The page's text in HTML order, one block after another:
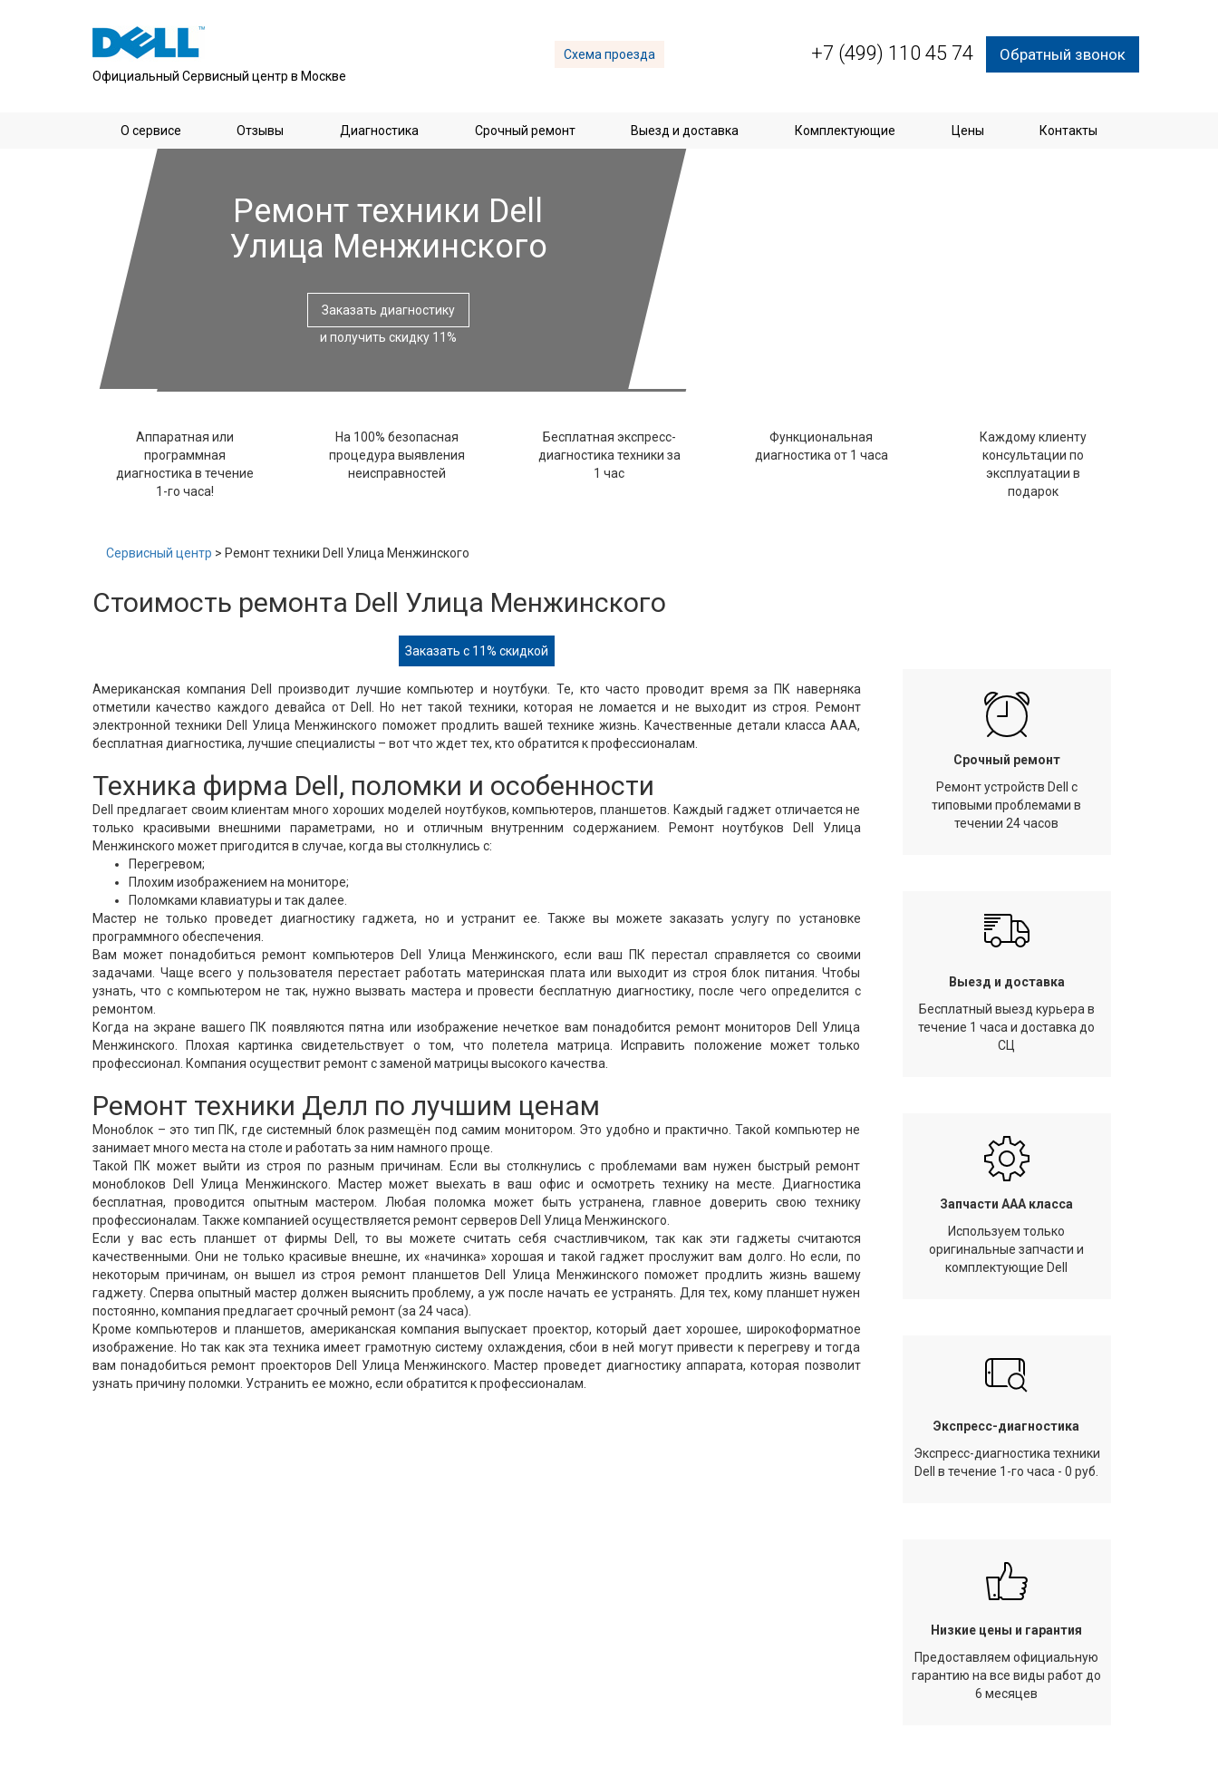
Официальный Сервисный центр в Москве
Схема проезда +7 (499) 110 45 74 Обратный звонок
О сервисе Отзывы Диагностика Срочный ремонт Выезд и доставка Комплектующие Цены Контакты
Ремонт техники Dell
Улица Менжинского
Заказать диагностику
и получить скидку 11%
Аппаратная или
программная
диагностика в течение
1-го часа!
На 100% безопасная
процедура выявления
неисправностей
Бесплатная экспресс-
диагностика техники за
1 час
Функциональная
диагностика от 1 часа
Каждому клиенту
консультации по
эксплуатации в
подарок
Сервисный центр > Ремонт техники Dell Улица Менжинского
Стоимость ремонта Dell Улица Менжинского
Заказать с 11% скидкой
Американская компания Dell производит лучшие компьютер и ноутбуки. Те, кто часто проводит время за ПК наверняка
отметили качество каждого девайса от Dell. Но нет такой техники, которая не ломается и не выходит из строя. Ремонт
электронной техники Dell Улица Менжинского поможет продлить вашей технике жизнь. Качественные детали класса ААА,
бесплатная диагностика, лучшие специалисты – вот что ждет тех, кто обратится к профессионалам.
Техника фирма Dell, поломки и особенности
Dell предлагает своим клиентам много хороших моделей ноутбуков, компьютеров, планшетов. Каждый гаджет отличается не
только красивыми внешними параметрами, но и отличным внутренним содержанием. Ремонт ноутбуков Dell Улица
Менжинского может пригодится в случае, когда вы столкнулись с:
Перегревом;
Плохим изображением на мониторе;
Поломками клавиатуры и так далее.
Мастер не только проведет диагностику гаджета, но и устранит ее. Также вы можете заказать услугу по установке
программного обеспечения.
Вам может понадобиться ремонт компьютеров Dell Улица Менжинского, если ваш ПК перестал справляется со своими
задачами. Чаще всего у пользователя перестает работать материнская плата или выходит из строя блок питания. Чтобы
узнать, что с компьютером не так, нужно вызвать мастера и провести бесплатную диагностику, после чего определится с
ремонтом.
Когда на экране вашего ПК появляются пятна или изображение нечеткое вам понадобится ремонт мониторов Dell Улица
Менжинского. Плохая картинка свидетельствует о том, что полетела матрица. Исправить положение может только
профессионал. Компания осуществит ремонт с заменой матрицы высокого качества.
Ремонт техники Делл по лучшим ценам
Моноблок – это тип ПК, где системный блок размещён под самим монитором. Это удобно и практично. Такой компьютер не
занимает много места на столе и работать за ним намного проще.
Такой ПК может выйти из строя по разным причинам. Если вы столкнулись с проблемами вам нужен быстрый ремонт
моноблоков Dell Улица Менжинского. Мастер может выехать в ваш офис и осмотреть технику на месте. Диагностика
бесплатная, проводится опытным мастером. Любая поломка может быть устранена, главное доверить свою технику
профессионалам. Также компанией осуществляется ремонт серверов Dell Улица Менжинского.
Если у вас есть планшет от фирмы Dell, то вы можете считать себя счастливчиком, так как эти гаджеты считаются
качественными. Они не только красивые внешне, их «начинка» хорошая и такой гаджет прослужит вам долго. Но если, по
некоторым причинам, он вышел из строя ремонт планшетов Dell Улица Менжинского поможет продлить жизнь вашему
гаджету. Сперва опытный мастер должен выяснить проблему, а уж после начать ее устранять. Для тех, кому планшет нужен
постоянно, компания предлагает срочный ремонт (за 24 часа).
Кроме компьютеров и планшетов, американская компания выпускает проектор, который дает хорошее, широкоформатное
изображение. Но так как эта техника имеет грамотную систему охлаждения, сбои в ней могут привести к перегреву и тогда
вам понадобиться ремонт проекторов Dell Улица Менжинского. Мастер проведет диагностику аппарата, которая позволит
узнать причину поломки. Устранить ее можно, если обратится к профессионалам.
Срочный ремонт
Ремонт устройств Dell с
типовыми проблемами в
течении 24 часов
Выезд и доставка
Бесплатный выезд курьера в
течение 1 часа и доставка до
СЦ
Запчасти AAA класса
Используем только
оригинальные запчасти и
комплектующие Dell
Экспресс-диагностика
Экспресс-диагностика техники
Dell в течение 1-го часа - 0 руб.
Низкие цены и гарантия
Предоставляем официальную
гарантию на все виды работ до
6 месяцев